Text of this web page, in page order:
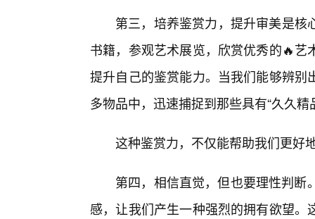
第三，培养鉴赏力，提升审美是
书籍，参观艺术展览，欣赏优秀的🔥
提升自己的鉴赏能力。当我们能够辨
多物品中，迅速捕捉到那些具有“久久精
这种鉴赏力，不仅能帮助我们更好
第四，相信直觉，但也要理性判
感，让我们产生一种强烈的拥有欲望